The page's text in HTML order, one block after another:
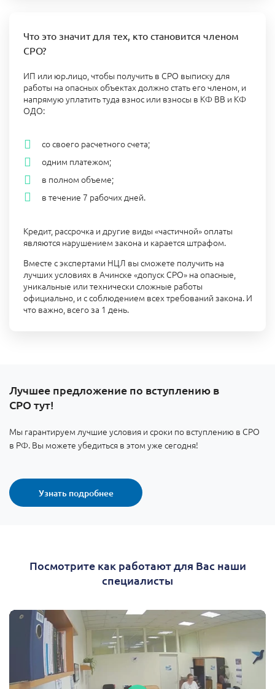
Что это значит для тех, кто становится членом
СРО?
ИП или юр.лицо, чтобы получить в СРО выписку для
работы на опасных объектах должно стать его членом, и
напрямую уплатить туда взнос или взносы в КФ ВВ и КФ
ОДО:
со своего расчетного счета;
одним платежом;
в полном объеме;
в течение 7 рабочих дней.
Кредит, рассрочка и другие виды «частичной» оплаты
являются нарушением закона и карается штрафом.
Вместе с экспертами НЦЛ вы сможете получить на
лучших условиях в Ачинске «допуск СРО» на опасные,
уникальные или технически сложные работы
официально, и с соблюдением всех требований закона. И
что важно, всего за 1 день.
Лучшее предложение по вступлению в
СРО тут!
Мы гарантируем лучшие условия и сроки по вступлению в СРО
в РФ. Вы можете убедиться в этом уже сегодня!
Узнать подробнее
Посмотрите как работают для Вас наши
специалисты